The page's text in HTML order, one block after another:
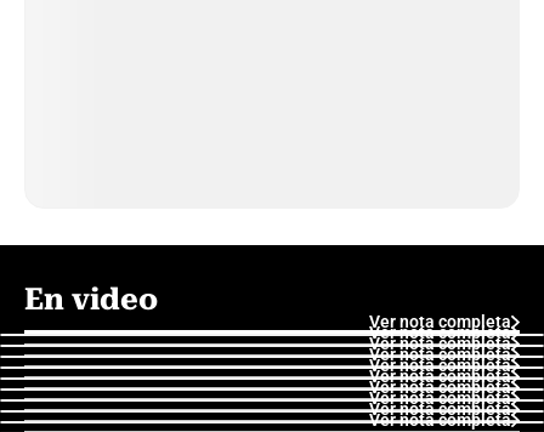
En video
Ver nota completa
Ver nota completa
Ver nota completa
Ver nota completa
Ver nota completa
Ver nota completa
Ver nota completa
Ver nota completa
Ver nota completa
Ver nota completa